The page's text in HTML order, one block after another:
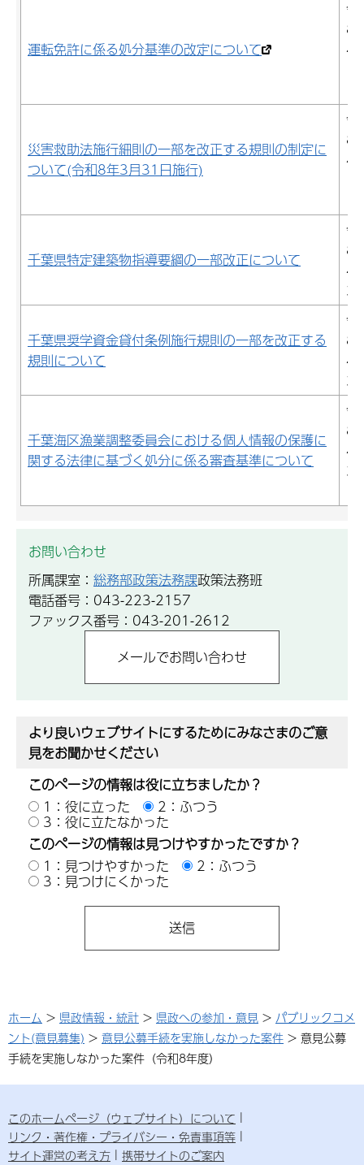
運転免許に係る処分基準の改定について
令
8
4
災害救助法施行細則の一部を改正する規則の制定に
ついて(令和8年3月31日施行)
令
8
4
千葉県特定建築物指導要綱の一部改正について
令
8
4
3
千葉県奨学資金貸付条例施行規則の一部を改正する
規則について
令
8
4
3
千葉海区漁業調整委員会における個人情報の保護に
関する法律に基づく処分に係る審査基準について
令
8
4
3
お問い合わせ
所属課室： 総務部政策法務課政策法務班
電話番号：043-223-2157
ファックス番号：043-201-2612
より良いウェブサイトにするためにみなさまのご意
見をお聞かせください
このページの情報は役に立ちましたか？
1：役に立った
2：ふつう
3：役に立たなかった
このページの情報は見つけやすかったですか？
1：見つけやすかった
2：ふつう
3：見つけにくかった
ホーム > 県政情報・統計 > 県政への参加・意見 > パブリックコメ
ント(意見募集) > 意見公募手続を実施しなかった案件 > 意見公募
手続を実施しなかった案件（令和8年度）
このホームページ（ウェブサイト）について
リンク・著作権・プライバシー・免責事項等
サイト運営の考え方
携帯サイトのご案内